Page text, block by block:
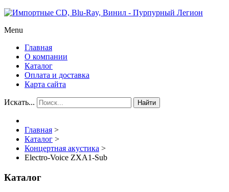
Menu
Главная
О компании
Каталог
Оплата и доставка
Карта сайта
Искать... Найти
Главная >
Каталог >
Концертная акустика >
Electro-Voice ZXA1-Sub
Каталог